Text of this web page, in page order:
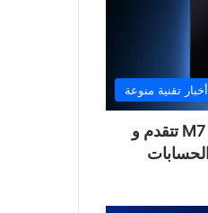
أخبار تقنية منوعة
آبل تُغيّر خططها.. معالجات M7 تتقدم و